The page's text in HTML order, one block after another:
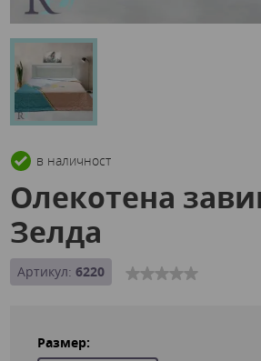
в наличност
Олекотена
Зелда
Артикул:6220
Размер: